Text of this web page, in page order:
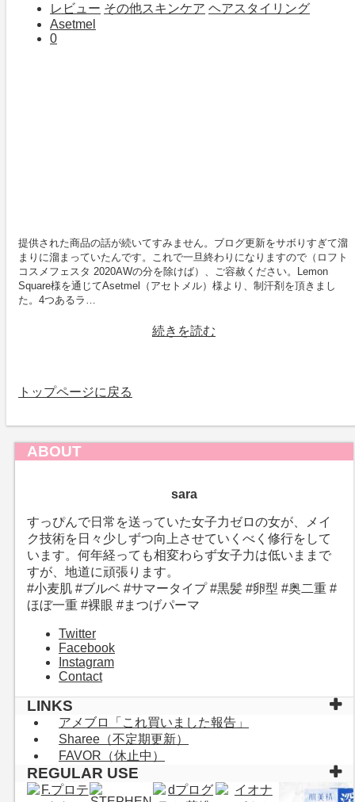
レビュー その他スキンケア ヘアスタイリング
Asetmel
0
提供された商品の話が続いてすみません。ブログ更新をサボりすぎて溜
まりに溜まっていたんです。これで一旦終わりになりますので（ロフト
コスメフェスタ 2020AWの分を除けば）、ご容赦ください。Lemon
Square様を通じてAsetmel（アセトメル）様より、制汗剤を頂きまし
た。4つあるラ…
続きを読む
トップページに戻る
ABOUT
sara
すっぴんで日常を送っていた女子力ゼロの女が、メイ
ク技術を日々少しずつ向上させていくべく修行をして
います。何年経っても相変わらず女子力は低いままで
すが、地道に頑張ります。
#小麦肌 #ブルベ #サマータイプ #黒髪 #卵型 #奥二重 #
ほぼ一重 #裸眼 #まつげパーマ
Twitter
Facebook
Instagram
Contact
LINKS
アメブロ「これ買いました報告」
Sharee（不定期更新）
FAVOR（休止中）
REGULAR USE